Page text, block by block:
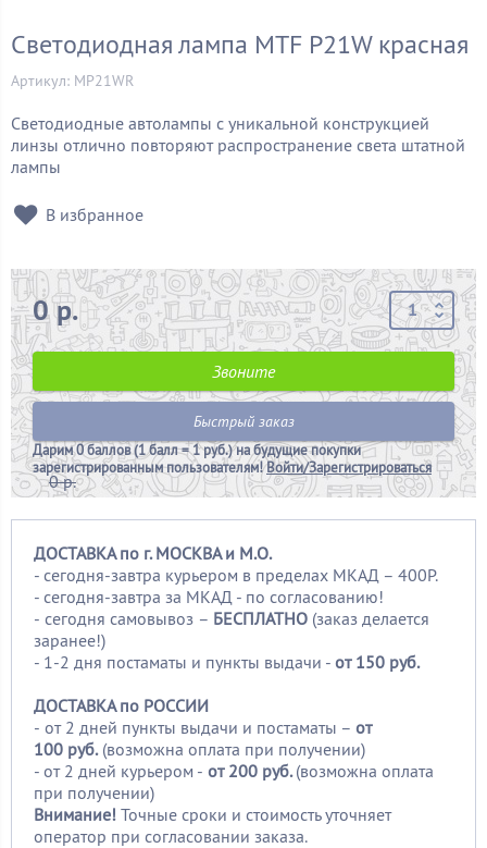
Светодиодная лампа MTF P21W красная
Артикул: MP21WR
Светодиодные автолампы с уникальной конструкцией
линзы отлично повторяют распространение света штатной
лампы
В избранное
0 р.
0 р.
Звоните
Быстрый заказ
Дарим0 баллов (1 балл = 1 руб.)на будущие покупки
зарегистрированным пользователям!Войти/Зарегистрироваться
ДОСТАВКА по г. МОСКВА и М.О.
- сегодня-завтра курьером в пределах МКАД – 400Р.
- сегодня-завтра за МКАД - по согласованию!
- сегодня самовывоз – БЕСПЛАТНО (заказ делается
заранее!)
- 1-2 дня постаматы и пункты выдачи - от 150 руб.
ДОСТАВКА по РОССИИ
- от 2 дней пункты выдачи и постаматы – от
100 руб. (возможна оплата при получении)
- от 2 дней курьером - от 200 руб.(возможна оплата
при получении)
Внимание! Точные сроки и стоимость уточняет
оператор при согласовании заказа.